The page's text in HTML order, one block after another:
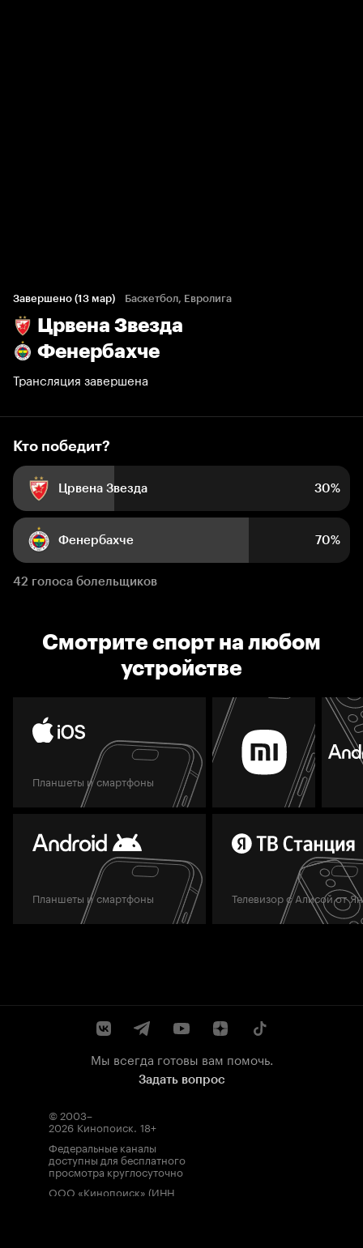
Завершено (13 мар) Баскетбол, Евролига
Црвена Звезда
Фенербахче
Трансляция завершена
30%
Кто победит?
Црвена Звезда 30%
Фенербахче 70%
42 голоса болельщиков
Смотрите спорт на любом
устройстве
Планшеты и смартфоны
Планшеты и смартфоны Телевизор с Алисой от
Мы всегда готовы вам помочь.
Задать вопрос
© 2003–
2026 Кинопоиск 18+
Федеральные каналы
доступны для бесплатного
просмотра круглосуточно
ООО «Кинопоиск» (ИНН